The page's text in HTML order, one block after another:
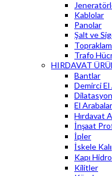
Kablolar
Panolar
Şalt ve
Trafo
HIRDAVAT
Bantlar
Demirci
El
Hırdavat
İnşaat
İpler
İskele
Kapı
Kilitler